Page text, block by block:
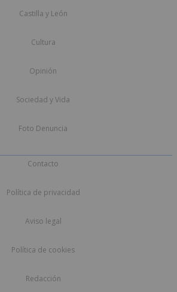
Castilla y León
Cultura
Opinión
Sociedad y Vida
Foto Denuncia
Contacto
Política de privacidad
Aviso legal
Política de cookies
Redacción